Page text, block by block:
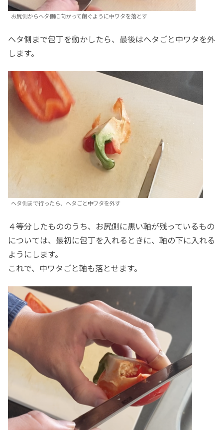
お尻側からヘタ側に向かって削ぐように中ワタを落とす
ヘタ側まで包丁を動かしたら、最後はヘタごと中ワタを外
します。
ヘタ側まで行ったら、ヘタごと中ワタを外す
４等分したもののうち、お尻側に黒い軸が残っているもの
については、最初に包丁を入れるときに、軸の下に入れる
ようにします。
これで、中ワタごと軸も落とせます。